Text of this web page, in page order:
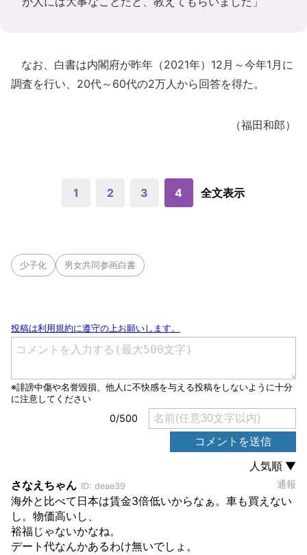
なお、白書は内閣府が昨年（2021年）12月～今年1月に
調査を行い、20代～60代の2万人から回答を得た。
（福田和郎）
1 2 3 4 全文表示
少子化 男女共同参画白書